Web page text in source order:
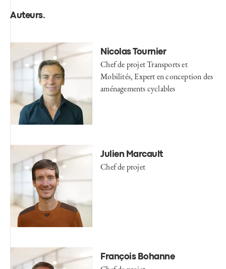
Auteurs.
Nicolas Tournier
Chef de projet Transports et
Mobilités, Expert en conception des
aménagements cyclables
Julien Marcault
Chef de projet
François Bohanne